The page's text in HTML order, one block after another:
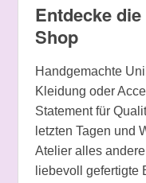
Entdecke
Shop
Handgemachte
Kleidung oder
Statement für
letzten Tagen und
Atelier alles
liebevoll gefertigte